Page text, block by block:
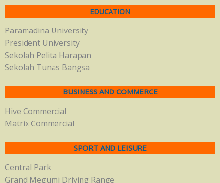
EDUCATION
Paramadina University
President University
Sekolah Pelita Harapan
Sekolah Tunas Bangsa
BUSINESS AND COMMERCE
Hive Commercial
Matrix Commercial
SPORT AND LEISURE
Central Park
Grand Megumi Driving Range